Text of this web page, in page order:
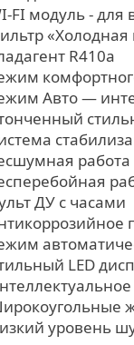
FI модуль -
«Холодная
R410а
Авто —
работа
ДУ с часами
LED
уровень